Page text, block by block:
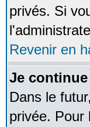
privés. Si
Revenir en
Je
Dans le
privée. Pour